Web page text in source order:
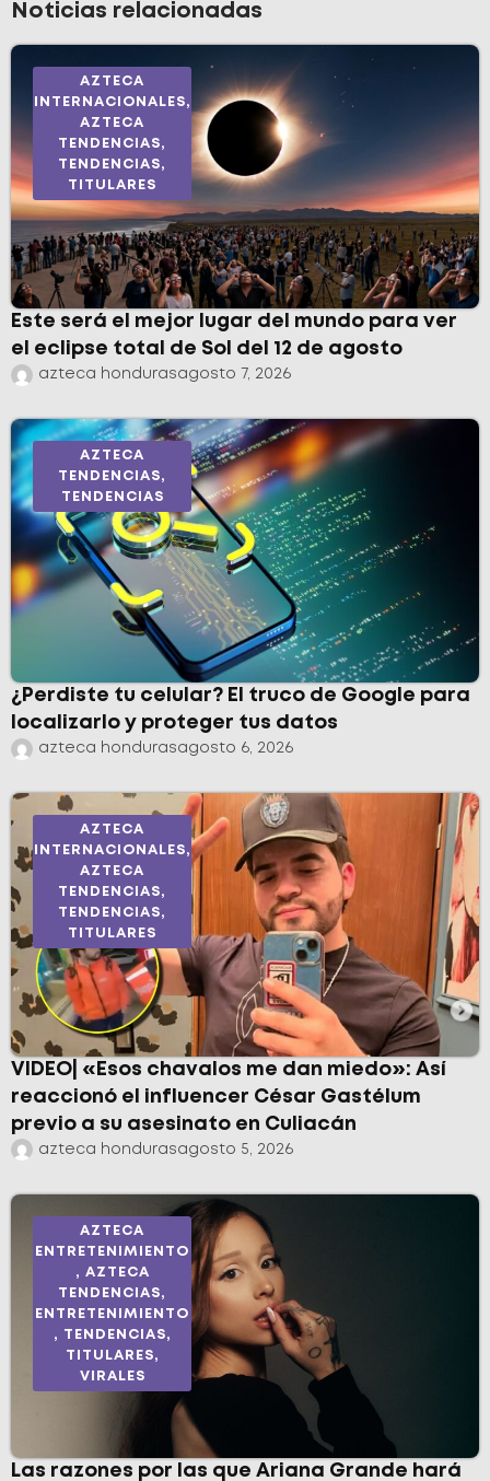
Noticias relacionadas
AZTECA
INTERNACIONALES,
AZTECA
TENDENCIAS,
TENDENCIAS,
TITULARES
Este será el mejor lugar del mundo para ver
el eclipse total de Sol del 12 de agosto
azteca hondurasagosto 7, 2026
AZTECA
TENDENCIAS,
TENDENCIAS
¿Perdiste tu celular? El truco de Google para
localizarlo y proteger tus datos
azteca hondurasagosto 6, 2026
AZTECA
INTERNACIONALES,
AZTECA
TENDENCIAS,
TENDENCIAS,
TITULARES
VIDEO| «Esos chavalos me dan miedo»: Así
reaccionó el influencer César Gastélum
previo a su asesinato en Culiacán
azteca hondurasagosto 5, 2026
AZTECA
ENTRETENIMIENTO
, AZTECA
TENDENCIAS,
ENTRETENIMIENTO
,
TENDENCIAS,
TITULARES,
VIRALES
Las razones por las que Ariana Grande hará